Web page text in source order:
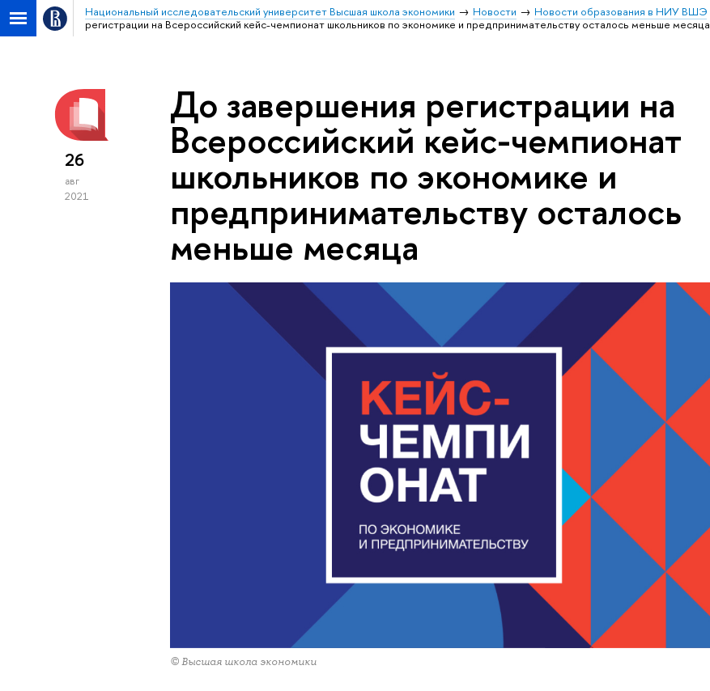
Национальный исследовательский университет Высшая школа экономики Новости Новости образования в НИУ ВШЭ
регистрации на Всероссийский кейс-чемпионат школьников по экономике и предпринимательству осталось меньше месяца
26
авг
2021
До завершения регистрации на
Всероссийский кейс-чемпионат
школьников по экономике и
предпринимательству осталось
меньше месяца
© Высшая школа экономики